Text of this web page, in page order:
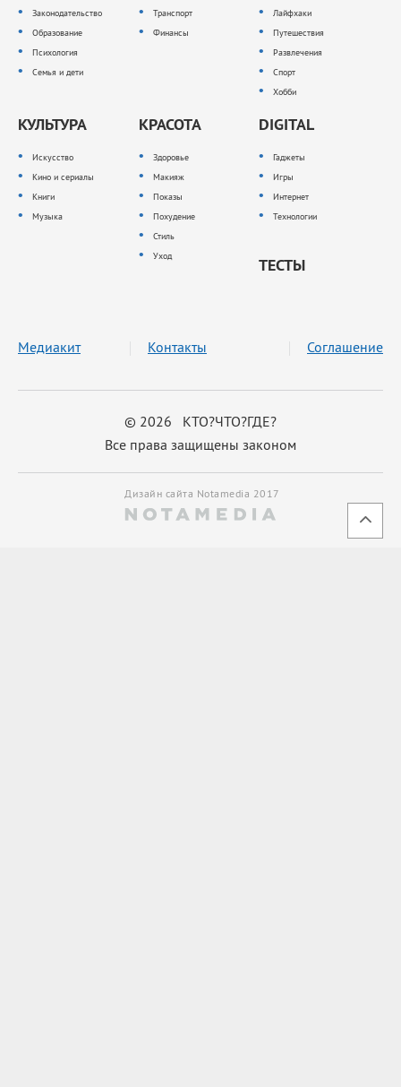
Законодательство
Образование
Психология
Семья и дети
Транспорт
Финансы
Лайфхаки
Путешествия
Развлечения
Спорт
Хобби
КУЛЬТУРА
Искусство
Кино и сериалы
Книги
Музыка
КРАСОТА
Здоровье
Макияж
Показы
Похудение
Стиль
Уход
DIGITAL
Гаджеты
Игры
Интернет
Технологии
ТЕСТЫ
© 2026 КТО?ЧТО?ГДЕ?
Все права защищены законом
Медиакит Контакты Соглашение
Дизайн сайта Notamedia 2017